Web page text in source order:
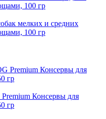
мелких и средних
100 гр
Консервы для
гр